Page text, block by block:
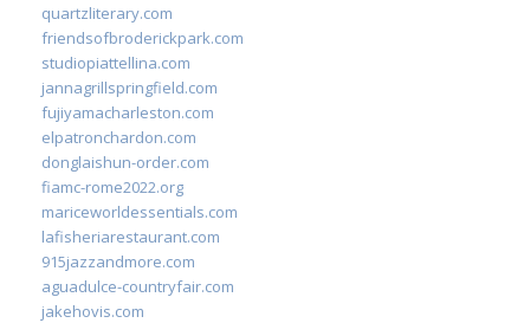
quartzliterary.com
friendsofbroderickpark.com
studiopiattellina.com
jannagrillspringfield.com
fujiyamacharleston.com
elpatronchardon.com
donglaishun-order.com
fiamc-rome2022.org
mariceworldessentials.com
lafisheriarestaurant.com
915jazzandmore.com
aguadulce-countryfair.com
jakehovis.com